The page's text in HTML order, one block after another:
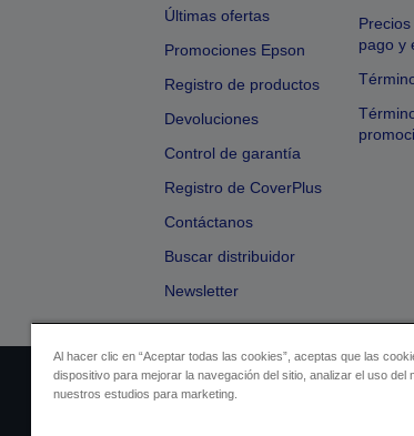
Últimas ofertas
Promociones Epson
Registro de productos
Devoluciones
Control de garantía
Registro de CoverPlus
Contáctanos
Buscar distribuidor
Newsletter
pago y
Identificación del vendedor
Al hacer clic en “Aceptar todas las cookies”, aceptas que las
dispositivo para mejorar la navegación del sitio, analizar el uso del
nuestros estudios para marketing.